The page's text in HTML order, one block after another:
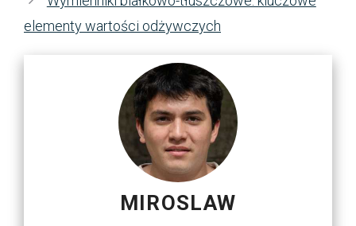
elementy wartości odżywczych
MIROSLAW